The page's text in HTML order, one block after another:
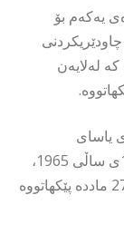
یەکەم بۆ
1980 دەکرێت، کە لەلایەن
یاسای
هەموارکردنی یاسای “پارێزەرایەتی” ژمارە 173ی ساڵی 1965،
لەلایەن لیژنەی یاساییەوە پێشکەشکراوە و لە 27 ماددە پێکهاتووە